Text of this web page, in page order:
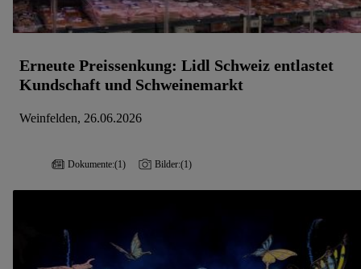
Erneute Preissenkung: Lidl Schweiz entlastet
Kundschaft und Schweinemarkt
Weinfelden, 26.06.2026
Dokumente:(1) Bilder:(1)